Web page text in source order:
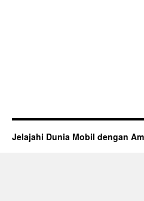
Jelajahi Dunia Mobil dengan